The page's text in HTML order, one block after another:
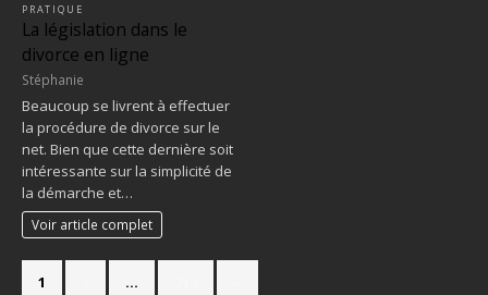
PRATIQUE
La législation dans le
divorce en ligne
Stéphanie
Beaucoup se livrent à effectuer
la procédure de divorce sur le
net. Bien que cette dernière soit
intéressante sur la simplicité de
la démarche et…
Voir article complet
1 …